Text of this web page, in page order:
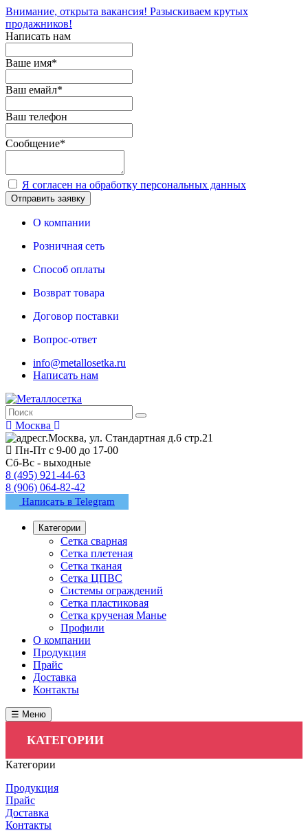
Внимание, открыта вакансия! Разыскиваем крутых
продажников!
Написать нам
Ваше имя*
Ваш емайл*
Ваш телефон
Сообщение*
Я согласен на обработку персональных данных
Отправить заявку
О компании
Розничная сеть
Способ оплаты
Возврат товара
Договор поставки
Вопрос-ответ
info@metallosetka.ru
Написать нам
Москва
г.Москва, ул. Стандартная д.6 стр.21
Пн-Пт с 9-00 до 17-00
Сб-Вс - выходные
8 (495) 921-44-63
8 (906) 064-82-42
Написать в Telegram
Категории
Сетка сварная
Сетка плетеная
Сетка тканая
Сетка ЦПВС
Системы ограждений
Сетка пластиковая
Сетка крученая Манье
Профили
О компании
Продукция
Прайс
Доставка
Контакты
☰ Меню
КАТЕГОРИИ
Категории
Продукция
Прайс
Доставка
Контакты